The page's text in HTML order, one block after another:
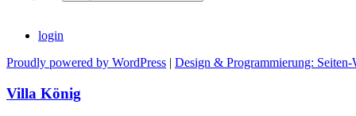
login
Proudly powered by WordPress | Design & Programmierung: Seiten-
Villa König